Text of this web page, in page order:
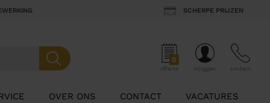
SCHERPE PRIJZEN
0
offerte inloggen contact
OVER ONS CONTACT VACATURES